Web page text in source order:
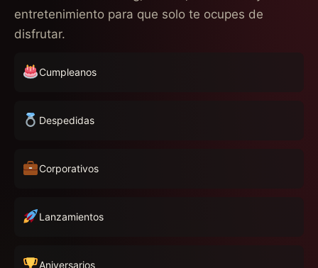
entretenimiento para que solo te ocupes de
disfrutar.
Cumpleanos
Despedidas
Corporativos
Lanzamientos
Aniversarios